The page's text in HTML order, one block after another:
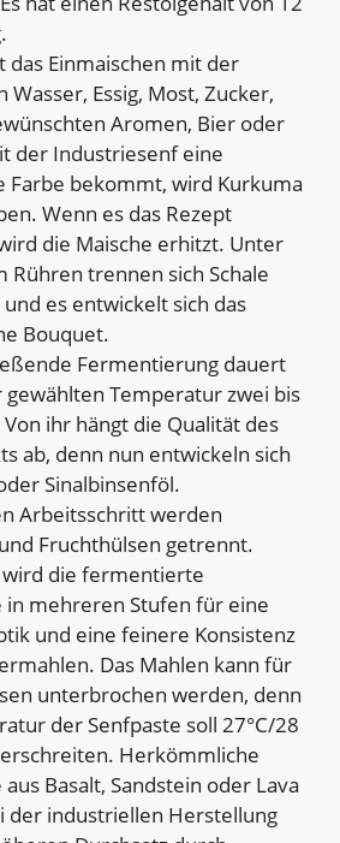
das Einmaischen mit der
Wasser, Essig, Most, Zucker,
Aromen, Bier oder
der Industriesenf eine
Farbe bekommt, wird Kurkuma
Wenn es das Rezept
die Maische erhitzt. Unter
Rühren trennen sich Schale
es entwickelt sich das
Bouquet.
Fermentierung dauert
gewählten Temperatur zwei bis
Von ihr hängt die Qualität des
ab, denn nun entwickeln sich
Sinalbinsenföl.
Arbeitsschritt werden
Fruchthülsen getrennt.
wird die fermentierte
in mehreren Stufen für eine
und eine feinere Konsistenz
Das Mahlen kann für
unterbrochen werden, denn
der Senfpaste soll 27°C/28
Herkömmliche
Basalt, Sandstein oder Lava
der industriellen Herstellung